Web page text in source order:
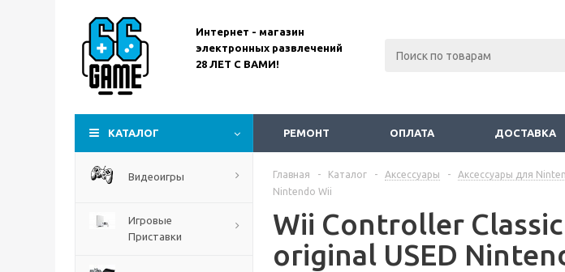
Интернет - магазин
электронных развлечений
28 ЛЕТ С ВАМИ!
КАТАЛОГ РЕМОНТ ОПЛАТА ДОСТАВКА
Видеоигры
Игровые
Приставки
Главная - Каталог - Аксессуары - Аксессуары для
Nintendo Wii
Wii Controller
original USED